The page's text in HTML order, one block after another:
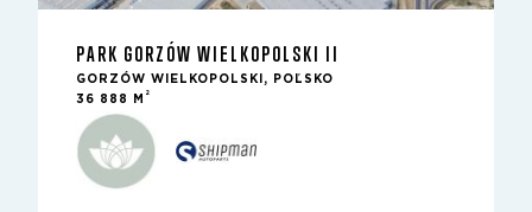
PARK GORZÓW WIELKOPOLSKI II
GORZÓW WIELKOPOLSKI, POĽSKO
36 888 M
2